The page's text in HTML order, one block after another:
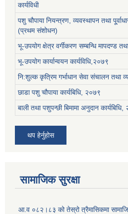
कार्यविधी
पशु चौपाया नियन्त्रण, व्यवस्थापन तथा
(प्रथम संशोधन)
भू-उपयोग क्षेत्र वर्गीकरण सम्बन्धि मापदण्ड
भू-उपयोग कार्यान्वयन कार्यविधि,२०७९
नि:शुल्क कृत्रिम गर्भाधान सेवा संचालन तथा
छाडा पशु चौपाया कार्यबिधि, २०७९
बाली तथा पशुपन्छी बिमामा अनुदान
थप हेर्नुहोस
सामाजिक सुरक्षा
आ.व ०८२।८३ को तेस्रो त्रैमासिकमा सामाजिक